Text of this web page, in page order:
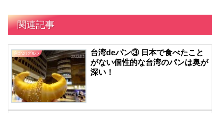
関連記事
台北のグルメ
台湾deパン③ 日本で食べたこと
がない個性的な台湾のパンは奥が
深い！